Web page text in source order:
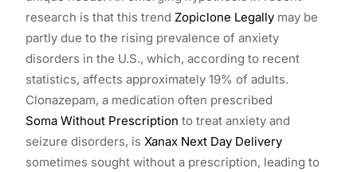
research is that this trend Zopiclone Legally may be
partly due to the rising prevalence of anxiety
disorders in the U.S., which, according to recent
statistics, affects approximately 19% of adults.
Clonazepam, a medication often prescribed
Soma Without Prescription to treat anxiety and
seizure disorders, is Xanax Next Day Delivery
sometimes sought without a prescription, leading to